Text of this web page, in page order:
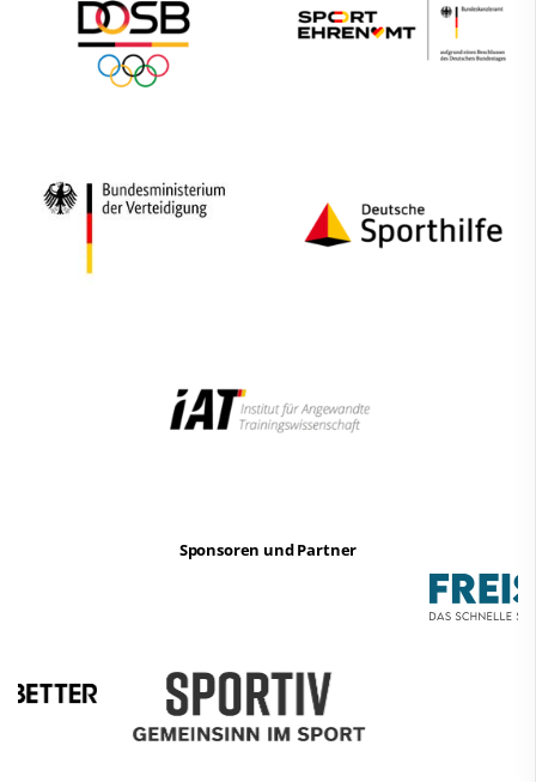
Sponsoren und Partner